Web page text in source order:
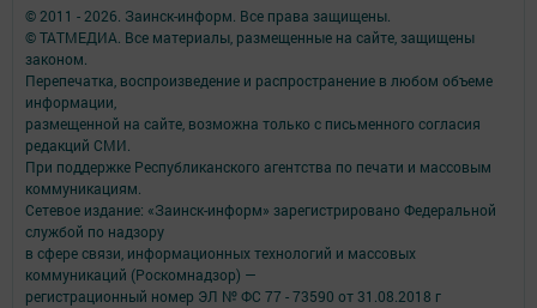
© 2011 - 2026. Заинск-информ. Все права защищены.
© ТАТМЕДИА. Все материалы, размещенные на сайте, защищены
законом.
Перепечатка, воспроизведение и распространение в любом объеме
информации,
размещенной на сайте, возможна только с письменного согласия
редакций СМИ.
При поддержке Республиканского агентства по печати и массовым
коммуникациям.
Сетевое издание: «Заинск-информ» зарегистрировано Федеральной
службой по надзору
в сфере связи, информационных технологий и массовых
коммуникаций (Роскомнадзор) —
регистрационный номер ЭЛ № ФС 77 - 73590 от 31.08.2018 г